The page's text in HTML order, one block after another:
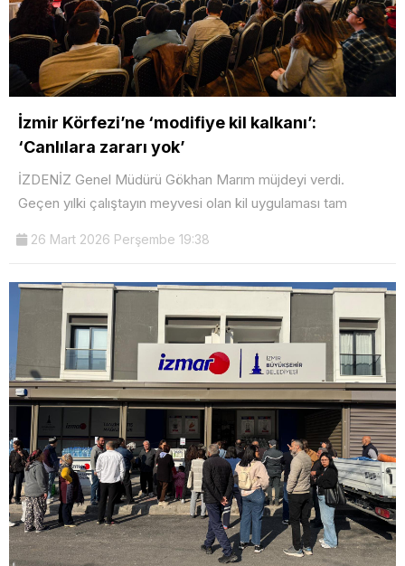
İzmir Körfezi’ne ‘modifiye kil kalkanı’:
‘Canlılara zararı yok’
İZDENİZ Genel Müdürü Gökhan Marım müjdeyi verdi.
Geçen yılki çalıştayın meyvesi olan kil uygulaması tam
26 Mart 2026 Perşembe 19:38